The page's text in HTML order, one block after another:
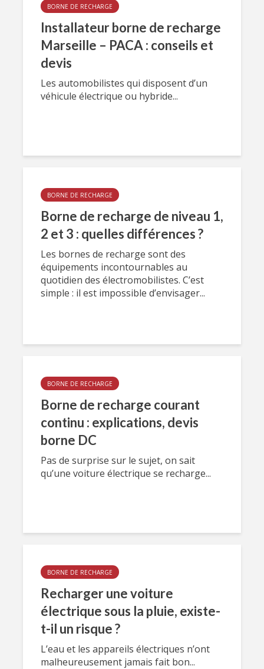
BORNE DE RECHARGE
Installateur borne de recharge
Marseille – PACA : conseils et
devis
Les automobilistes qui disposent d’un
véhicule électrique ou hybride...
BORNE DE RECHARGE
Borne de recharge de niveau 1,
2 et 3 : quelles différences ?
Les bornes de recharge sont des
équipements incontournables au
quotidien des électromobilistes. C’est
simple : il est impossible d’envisager...
BORNE DE RECHARGE
Borne de recharge courant
continu : explications, devis
borne DC
Pas de surprise sur le sujet, on sait
qu’une voiture électrique se recharge...
BORNE DE RECHARGE
Recharger une voiture
électrique sous la pluie, existe-
t-il un risque ?
L’eau et les appareils électriques n’ont
malheureusement jamais fait bon...